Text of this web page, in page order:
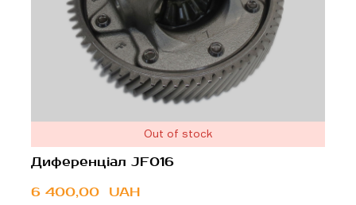
Out of stock
Диференціал JF016
6 400,00  UAH